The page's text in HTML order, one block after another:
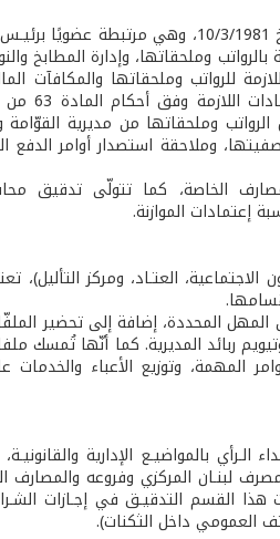
أُنشئت مديريـة القضايـا الإدارية والماليـة في وزارة الدفاع الوطني بموجب مذكرة خدمة
وملحقاتها، وإدارة المطابخ
للرواتب وملحقاتها والمكافآت
المختلفة، وذلك بموجب آلية
وملحقاتها من مديرية القوّامة
وملاحقة استصدار أوامر الدفع
الخاصة، كما تتولّى تدقيق
إعتمادات الموازنة.
العتـاد، ومركز التأليل)،
المحددة، إضافة إلى تحضير
ربائد المديرية. كما أنّها تُمسك
المهمة، وتوزيع الأعباء
بالمواضيـع الإدارية والقانونيـة،
لبنـان المركزي وفروعه والمصارف
القسم التدقيـق في إجـازات
العمومي داخل الثكنات).